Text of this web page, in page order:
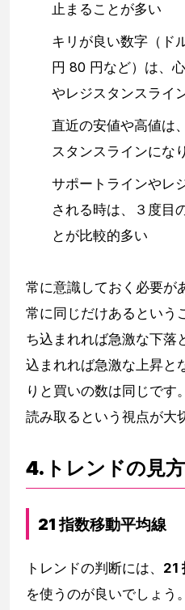
止まることが多い
キリが良い数字（ド
円 80 円など）は、
やレジスタンスライ
直近の安値や高値は
スタンスラインにな
サポートラインやレ
される時は、３度目
とが比較的多い
常に意識しておく必要が
常に同じだけあるという
ち込まれれば急激な下落
込まれれば急激な上昇と
りと買いの数は同じです
読み取るという視点が大
4.トレンドの見方
21 指数移動平均線
トレンドの判断には、 21
を使うのが良いでしょう